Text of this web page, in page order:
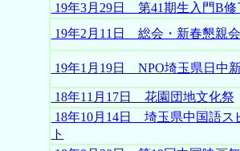
19年3月29日 第41期生入門B修
19年2月11日 総会・新春懇親会
19年1月19日 NPO埼玉県日中
18年11月17日 花園団地文化祭
18年10月14日 埼玉県中国語ス
ト